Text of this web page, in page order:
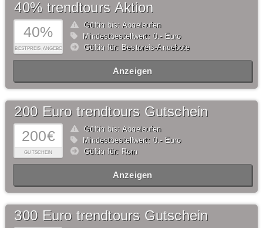
40%
BESTPREIS-ANGEBOTE
40% trendtours Aktion
Gültig bis: Abgelaufen
Mindestbestellwert: 0,- Euro
Gültig für: Bestpreis-Angebote
Anzeigen
200€
GUTSCHEIN
200 Euro trendtours Gutschein
Gültig bis: Abgelaufen
Mindestbestellwert: 0,- Euro
Gültig für: Rom
Anzeigen
300 Euro trendtours Gutschein